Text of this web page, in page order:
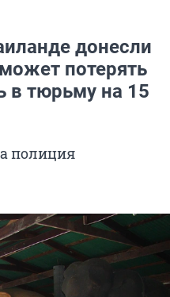
донесли
потерять
в тюрьму на 15
полиция